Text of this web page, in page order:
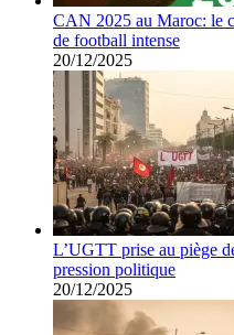
CAN 2025 au Maroc: le
de football intense
20/12/2025
L’UGTT prise au piège
pression politique
20/12/2025